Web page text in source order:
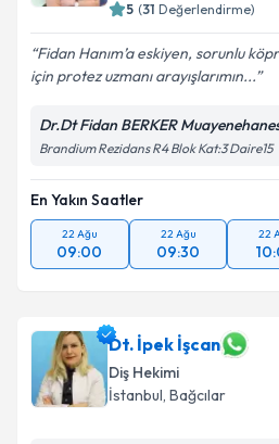
5 (31 Değerlendirme)
Fidan Hanım’a eskiyen, sorunlu
için protez uzmanı arayışlarımın...
Dr.Dt Fidan BERKER
Brandium Rezidans R4 Blok Kat:3 Daire15
En Yakın Saatler
22 Ağu
09:00
22 Ağu
09:30
22
Dt. İpek İşcan
Diş Hekimi
İstanbul, Bağcılar